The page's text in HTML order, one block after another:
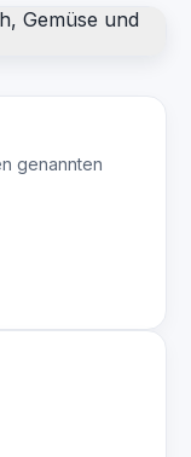
genannten